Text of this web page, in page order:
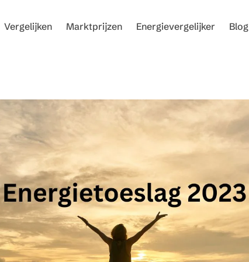
Vergelijken Marktprijzen Energievergelijker Blog